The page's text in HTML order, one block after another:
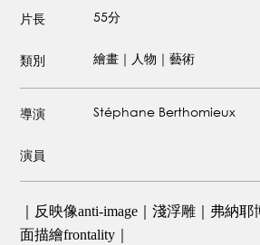
片長 55分
類別 繪畫｜人物｜藝術
導演 Stéphane Berthomieux
演員
｜反映像anti-image｜淺浮雕｜弗納
面描繪frontality｜